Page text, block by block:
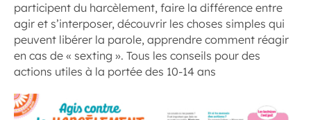
participent du harcèlement, faire la différence entre
agir et s’interposer, découvrir les choses simples qui
peuvent libérer la parole, apprendre comment réagir
en cas de « sexting ». Tous les conseils pour des
actions utiles à la portée des 10-14 ans